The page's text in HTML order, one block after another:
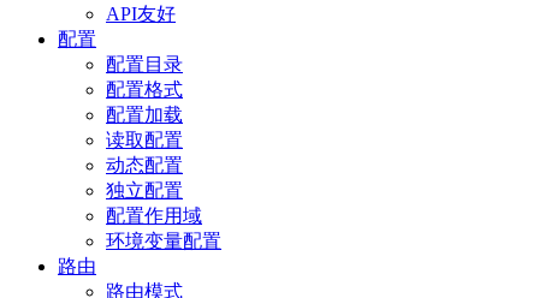
API友好
配置
配置目录
配置格式
配置加载
读取配置
动态配置
独立配置
配置作用域
环境变量配置
路由
路由模式